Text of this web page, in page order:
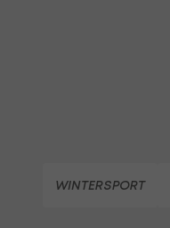
WINTERSPORT